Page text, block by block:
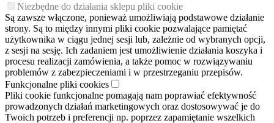
Niezbędne do działania sklepu pliki cookie
Są zawsze włączone, ponieważ umożliwiają podstawowe działanie
strony. Są to między innymi pliki cookie pozwalające pamiętać
użytkownika w ciągu jednej sesji lub, zależnie od wybranych opcji,
z sesji na sesję. Ich zadaniem jest umożliwienie działania koszyka i
procesu realizacji zamówienia, a także pomoc w rozwiązywaniu
problemów z zabezpieczeniami i w przestrzeganiu przepisów.
Funkcjonalne pliki cookies
Pliki cookie funkcjonalne pomagają nam poprawiać efektywność
prowadzonych działań marketingowych oraz dostosowywać je do
Twoich potrzeb i preferencji np. poprzez zapamiętanie wszelkich